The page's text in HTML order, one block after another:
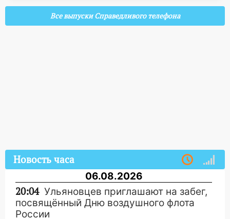
Все выпуски Справедливого телефона
Новость часа
06.08.2026
20:04 Ульяновцев приглашают на забег,
посвящённый Дню воздушного флота
России